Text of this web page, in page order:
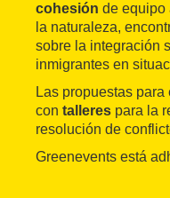
cohesión de equipo
la naturaleza,
sobre la integración
inmigrantes en
Las propuestas
con talleres para la
resolución de
Greenevents está